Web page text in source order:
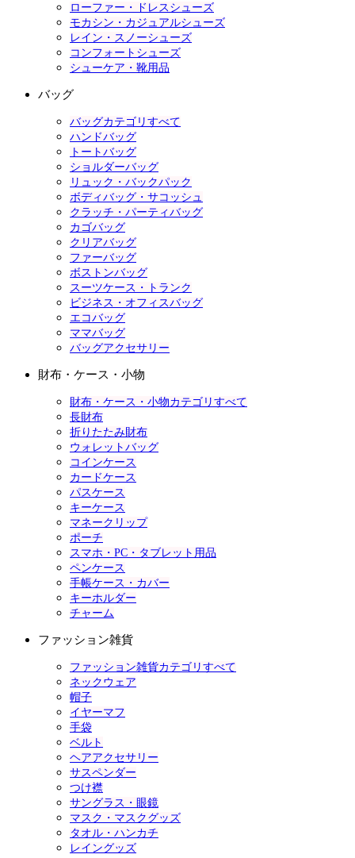
ローファー・ドレスシューズ
モカシン・カジュアルシューズ
レイン・スノーシューズ
コンフォートシューズ
シューケア・靴用品
バッグ
バッグカテゴリすべて
ハンドバッグ
トートバッグ
ショルダーバッグ
リュック・バックパック
ボディバッグ・サコッシュ
クラッチ・パーティバッグ
カゴバッグ
クリアバッグ
ファーバッグ
ボストンバッグ
スーツケース・トランク
ビジネス・オフィスバッグ
エコバッグ
ママバッグ
バッグアクセサリー
財布・ケース・小物
財布・ケース・小物カテゴリすべて
長財布
折りたたみ財布
ウォレットバッグ
コインケース
カードケース
パスケース
キーケース
マネークリップ
ポーチ
スマホ・PC・タブレット用品
ペンケース
手帳ケース・カバー
キーホルダー
チャーム
ファッション雑貨
ファッション雑貨カテゴリすべて
ネックウェア
帽子
イヤーマフ
手袋
ベルト
ヘアアクセサリー
サスペンダー
つけ襟
サングラス・眼鏡
マスク・マスクグッズ
タオル・ハンカチ
レイングッズ